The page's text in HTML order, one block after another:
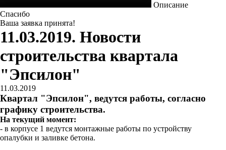
Описание
Спасибо
Ваша заявка принята!
11.03.2019. Новости
строительства квартала
"Эпсилон"
11.03.2019
Квартал "Эпсилон", ведутся работы, согласно
графику строительства.
На текущий момент:
- в корпусе 1 ведутся монтажные работы по устройству
опалубки и заливке бетона.